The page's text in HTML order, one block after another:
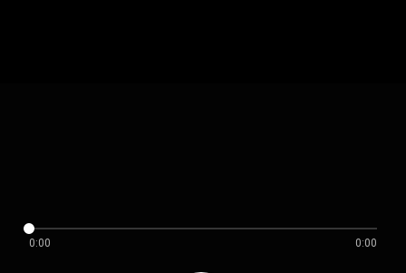
0:00 0:00